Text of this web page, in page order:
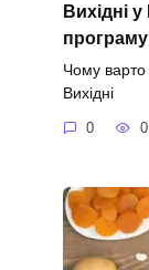
Вихідні
Чому варто
Вихідні
0 0